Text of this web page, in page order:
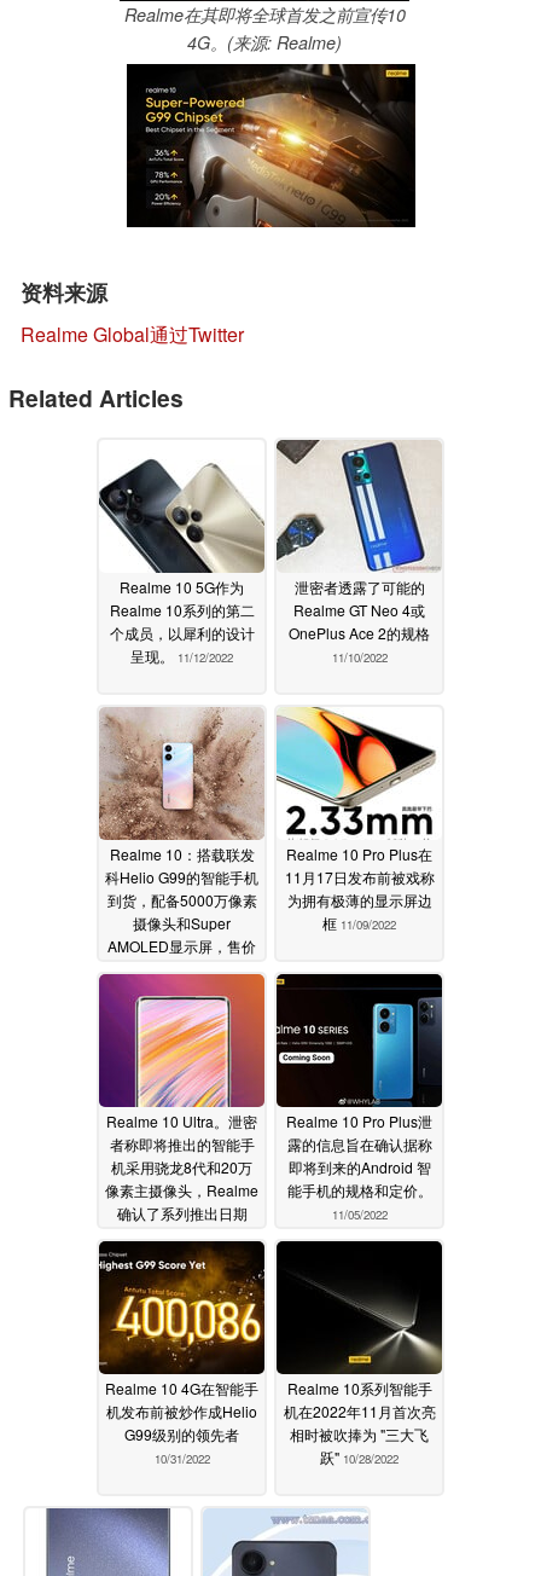
Realme在其即将全球首发之前宣传10
4G。(来源: Realme)
资料来源
Realme Global通过Twitter
Related Articles
Realme 10 5G作为
Realme 10系列的第二
个成员，以犀利的设计
呈现。
11/12/2022
泄密者透露了可能的
Realme GT Neo 4或
OnePlus Ace 2的规格
11/10/2022
Realme 10：搭载联发
科Helio G99的智能手机
到货，配备5000万像素
摄像头和Super
AMOLED显示屏，售价
11/09/2022
Realme 10 Pro Plus在
11月17日发布前被戏称
为拥有极薄的显示屏边
框 11/09/2022
Realme 10 Ultra。泄密
者称即将推出的智能手
机采用骁龙8代和20万
像素主摄像头，Realme
确认了系列推出日期
11/07/2022
Realme 10 Pro Plus泄
露的信息旨在确认据称
即将到来的Android 智
能手机的规格和定价。
11/05/2022
Realme 10 4G在智能手
机发布前被炒作成Helio
G99级别的领先者
10/31/2022
Realme 10系列智能手
机在2022年11月首次亮
相时被吹捧为 "三大飞
跃" 10/28/2022